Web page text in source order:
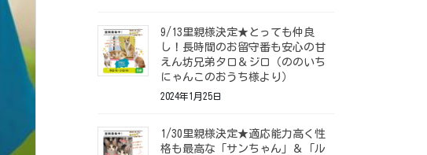
9/13里親様決定★とっても仲良
し！長時間のお留守番も安心の甘
えん坊兄弟タロ＆ジロ（ののいち
にゃんこのおうち様より）
2024年1月25日
1/30里親様決定★適応能力高く性
格も最高な「サンちゃん」＆「ル